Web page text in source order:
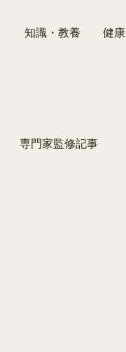
知識・教養 健康
専門家監修記事